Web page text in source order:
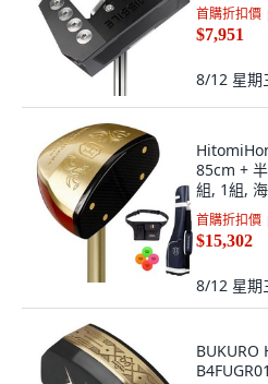
首購折扣價
$7,951
8/12 星期
85cm +
組, 1組,
首購折扣價
$15,302
8/12 星期
BUKURO